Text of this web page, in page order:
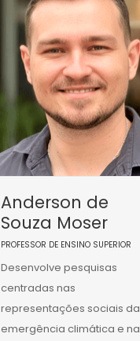
Anderson de
Souza Moser
PROFESSOR DE ENSINO SUPERIOR
Desenvolve pesquisas
centradas nas
representações sociais da
emergência climática e na